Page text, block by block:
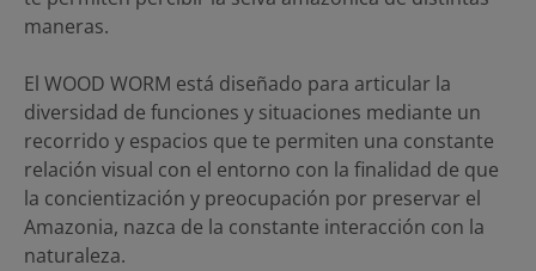
maneras.
El WOOD WORM está diseñado para articular la
diversidad de funciones y situaciones mediante un
recorrido y espacios que te permiten una constante
relación visual con el entorno con la finalidad de que
la concientización y preocupación por preservar el
Amazonia, nazca de la constante interacción con la
naturaleza.